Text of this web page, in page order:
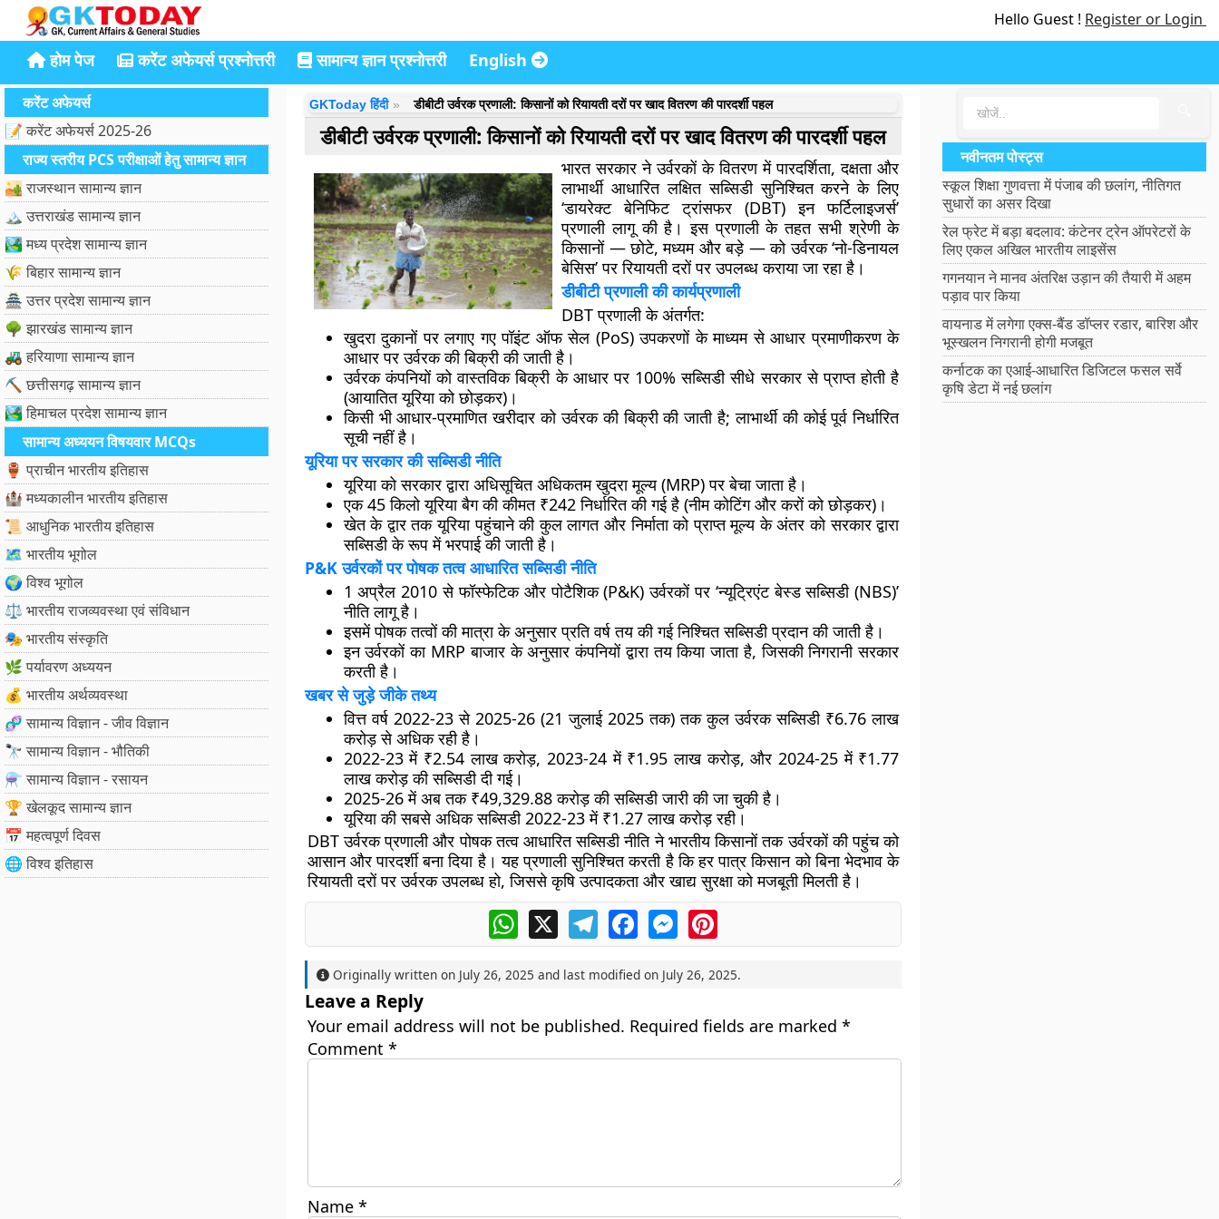
Hello Guest ! Register or Login
होम पेज करेंट अफेयर्स प्रश्नोत्तरी सामान्य ज्ञान प्रश्नोत्तरी English
करेंट अफेयर्स
📝 करेंट अफेयर्स 2025-26
राज्य स्तरीय PCS परीक्षाओं हेतु सामान्य ज्ञान
🏜️ राजस्थान सामान्य ज्ञान
🏔️ उत्तराखंड सामान्य ज्ञान
🏞️ मध्य प्रदेश सामान्य ज्ञान
🌾 बिहार सामान्य ज्ञान
🏯 उत्तर प्रदेश सामान्य ज्ञान
🌳 झारखंड सामान्य ज्ञान
🚜 हरियाणा सामान्य ज्ञान
⛏️ छत्तीसगढ़ सामान्य ज्ञान
🏞️ हिमाचल प्रदेश सामान्य ज्ञान
सामान्य अध्ययन विषयवार MCQs
🏺 प्राचीन भारतीय इतिहास
🏰 मध्यकालीन भारतीय इतिहास
📜 आधुनिक भारतीय इतिहास
🗺️ भारतीय भूगोल
🌍 विश्व भूगोल
⚖️ भारतीय राजव्यवस्था एवं संविधान
🎭 भारतीय संस्कृति
🌿 पर्यावरण अध्ययन
💰 भारतीय अर्थव्यवस्था
🧬 सामान्य विज्ञान - जीव विज्ञान
🔭 सामान्य विज्ञान - भौतिकी
⚗️ सामान्य विज्ञान - रसायन
🏆 खेलकूद सामान्य ज्ञान
📅 महत्वपूर्ण दिवस
🌐 विश्व इतिहास
GKToday हिंदी डीबीटी उर्वरक प्रणाली: किसानों को रियायती दरों पर खाद वितरण की पारदर्शी पहल
डीबीटी उर्वरक प्रणाली: किसानों को रियायती दरों पर खाद वितरण की पारदर्शी पहल
भारत सरकार ने उर्वरकों के वितरण में पारदर्शिता, दक्षता और
लाभार्थी आधारित लक्षित सब्सिडी सुनिश्चित करने के लिए
‘डायरेक्ट बेनिफिट ट्रांसफर (DBT) इन फर्टिलाइजर्स’
प्रणाली लागू की है। इस प्रणाली के तहत सभी श्रेणी के
किसानों — छोटे, मध्यम और बड़े — को उर्वरक ‘नो-डिनायल
बेसिस’ पर रियायती दरों पर उपलब्ध कराया जा रहा है।
डीबीटी प्रणाली की कार्यप्रणाली
DBT प्रणाली के अंतर्गत:
खुदरा दुकानों पर लगाए गए पॉइंट ऑफ सेल (PoS) उपकरणों के माध्यम से आधार प्रमाणीकरण के
आधार पर उर्वरक की बिक्री की जाती है।
उर्वरक कंपनियों को वास्तविक बिक्री के आधार पर 100% सब्सिडी सीधे सरकार से प्राप्त होती है
(आयातित यूरिया को छोड़कर)।
किसी भी आधार-प्रमाणित खरीदार को उर्वरक की बिक्री की जाती है; लाभार्थी की कोई पूर्व निर्धारित
सूची नहीं है।
यूरिया पर सरकार की सब्सिडी नीति
यूरिया को सरकार द्वारा अधिसूचित अधिकतम खुदरा मूल्य (MRP) पर बेचा जाता है।
एक 45 किलो यूरिया बैग की कीमत ₹242 निर्धारित की गई है (नीम कोटिंग और करों को छोड़कर)।
खेत के द्वार तक यूरिया पहुंचाने की कुल लागत और निर्माता को प्राप्त मूल्य के अंतर को सरकार द्वारा
सब्सिडी के रूप में भरपाई की जाती है।
P&K उर्वरकों पर पोषक तत्व आधारित सब्सिडी नीति
1 अप्रैल 2010 से फॉस्फेटिक और पोटैशिक (P&K) उर्वरकों पर ‘न्यूट्रिएंट बेस्ड सब्सिडी (NBS)’
नीति लागू है।
इसमें पोषक तत्वों की मात्रा के अनुसार प्रति वर्ष तय की गई निश्चित सब्सिडी प्रदान की जाती है।
इन उर्वरकों का MRP बाजार के अनुसार कंपनियों द्वारा तय किया जाता है, जिसकी निगरानी सरकार
करती है।
खबर से जुड़े जीके तथ्य
वित्त वर्ष 2022-23 से 2025-26 (21 जुलाई 2025 तक) तक कुल उर्वरक सब्सिडी ₹6.76 लाख
करोड़ से अधिक रही है।
2022-23 में ₹2.54 लाख करोड़, 2023-24 में ₹1.95 लाख करोड़, और 2024-25 में ₹1.77
लाख करोड़ की सब्सिडी दी गई।
2025-26 में अब तक ₹49,329.88 करोड़ की सब्सिडी जारी की जा चुकी है।
यूरिया की सबसे अधिक सब्सिडी 2022-23 में ₹1.27 लाख करोड़ रही।
DBT उर्वरक प्रणाली और पोषक तत्व आधारित सब्सिडी नीति ने भारतीय किसानों तक उर्वरकों की पहुंच को
आसान और पारदर्शी बना दिया है। यह प्रणाली सुनिश्चित करती है कि हर पात्र किसान को बिना भेदभाव के
रियायती दरों पर उर्वरक उपलब्ध हो, जिससे कृषि उत्पादकता और खाद्य सुरक्षा को मजबूती मिलती है।
WhatsApp
X TelegramFacebookMessengerPinterest
Originally written on July 26, 2025 and last modified on July 26, 2025.
Leave a Reply
Your email address will not be published. Required fields are marked *
Comment *
Name *
नवीनतम पोस्ट्स
स्कूल शिक्षा गुणवत्ता में पंजाब की छलांग, नीतिगत
सुधारों का असर दिखा
रेल फ्रेट में बड़ा बदलाव: कंटेनर ट्रेन ऑपरेटरों के
लिए एकल अखिल भारतीय लाइसेंस
गगनयान ने मानव अंतरिक्ष उड़ान की तैयारी में अहम
पड़ाव पार किया
वायनाड में लगेगा एक्स-बैंड डॉप्लर रडार, बारिश और
भूस्खलन निगरानी होगी मजबूत
कर्नाटक का एआई-आधारित डिजिटल फसल सर्वे
कृषि डेटा में नई छलांग